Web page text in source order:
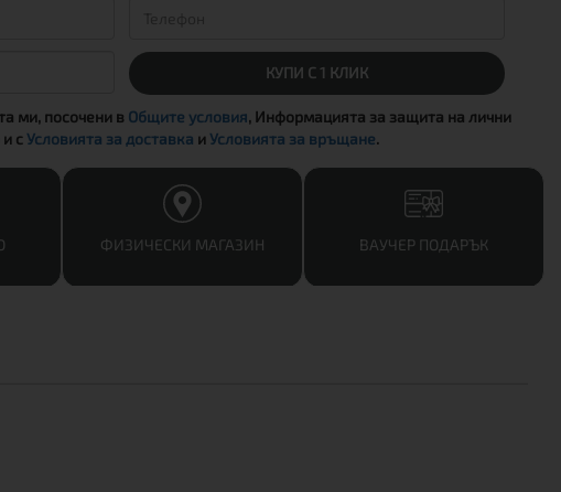
КУПИ С 1 КЛИК
ми, посочени в Общите условия, Информацията за защита на лични
и сУсловията за доставка иУсловията за връщане.
ФИЗИЧЕСКИ МАГАЗИН ВАУЧЕР ПОДАРЪК